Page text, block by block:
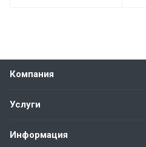
Компания
Услуги
Информация